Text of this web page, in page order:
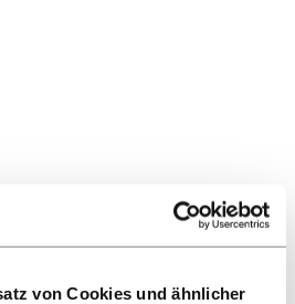
von Cookies und ähnlicher
Neu!